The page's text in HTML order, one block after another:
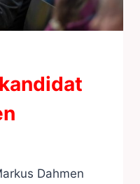
Dahmen